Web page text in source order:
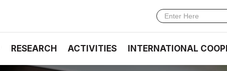
RESEARCH ACTIVITIES INTERNATIONAL